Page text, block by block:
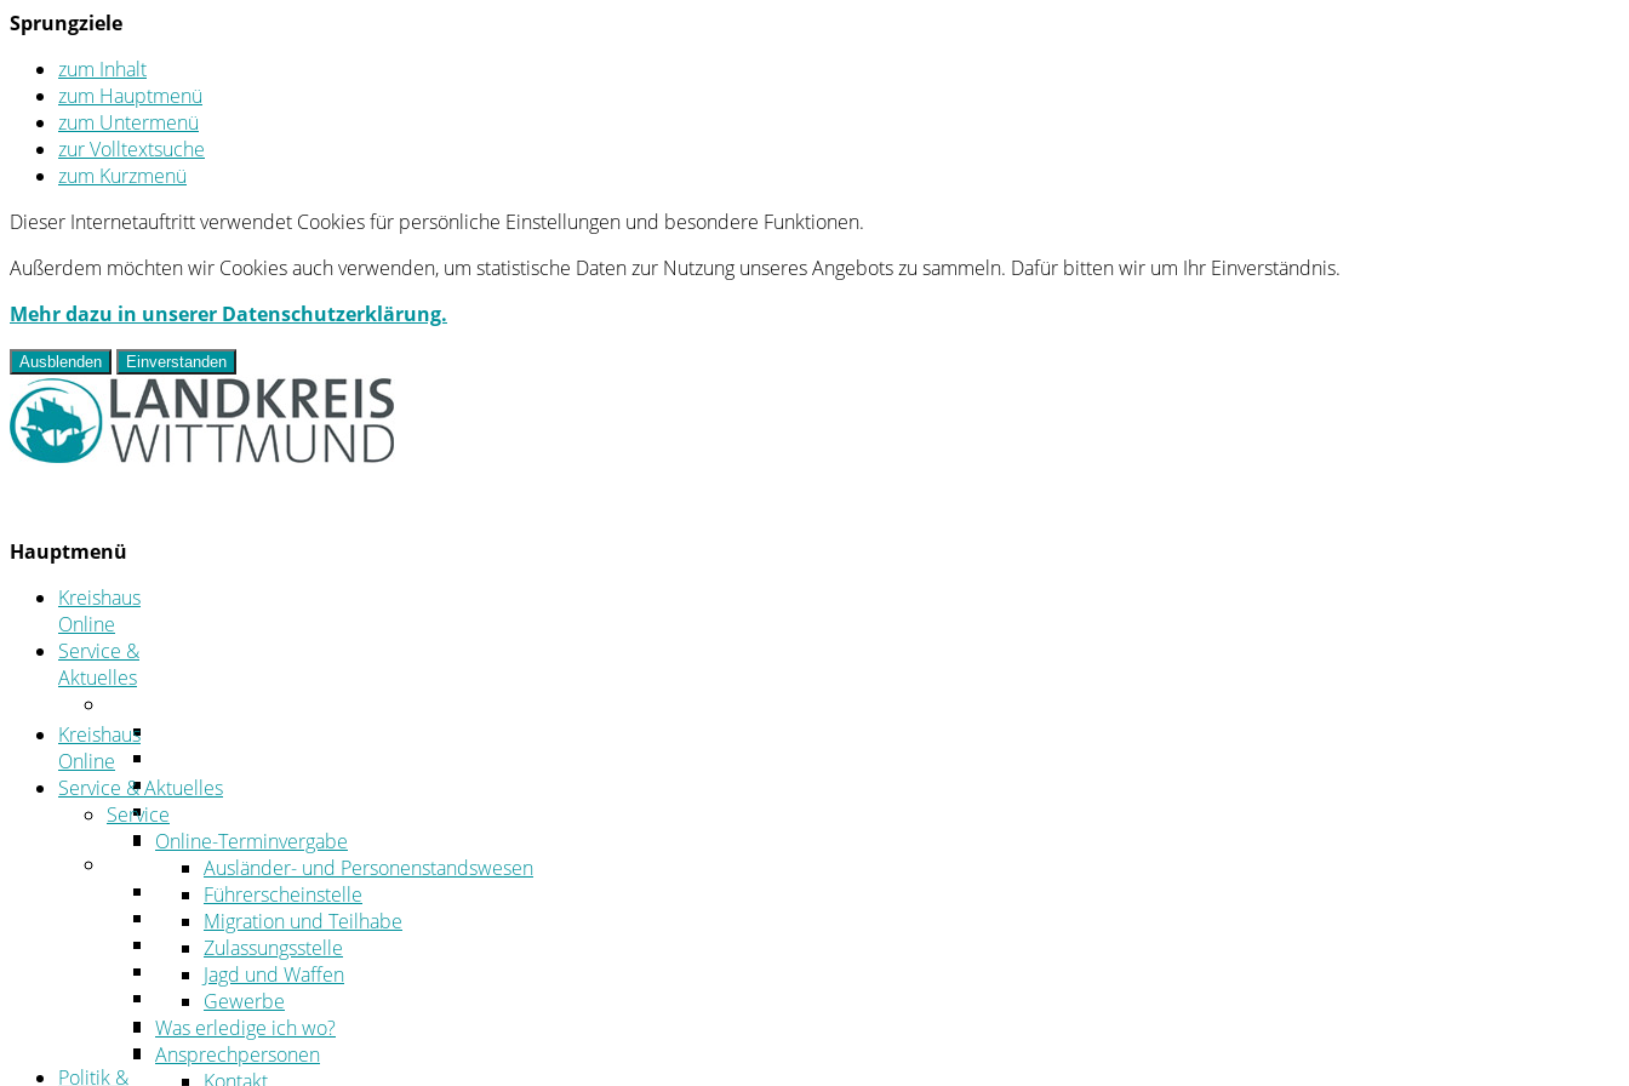
Sprungziele
zum Inhalt
zum Hauptmenü
zum Untermenü
zur Volltextsuche
zum Kurzmenü
Dieser Internetauftritt verwendet Cookies für persönliche Einstellungen und besondere Funktionen.
Außerdem möchten wir Cookies auch verwenden, um statistische Daten zur Nutzung unseres Angebots zu sammeln. Dafür bitten wir um Ihr Einverständnis.
Mehr dazu in unserer Datenschutzerklärung.
Ausblenden Einverstanden
Hauptmenü
Kreishaus
Online
Service &
Aktuelles
Ansprechpersonen
Formulare
Öffnungszeiten
Aktuelles
Stellenangebote
Azubiportal
Pressemitteilungen
Bekanntmachungen & öffentliche Zustellungen
Kehrbezirksausschreibungen
Amtsblatt
Öffentliche Ausschreibungen
Politik &
Kreishaus
Online
Service & Aktuelles
Service
Online-Terminvergabe
Ausländer- und Personenstandswesen
Führerscheinstelle
Migration und Teilhabe
Zulassungsstelle
Jagd und Waffen
Gewerbe
Was erledige ich wo?
Ansprechpersonen